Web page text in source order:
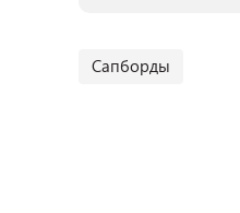
Сапборды